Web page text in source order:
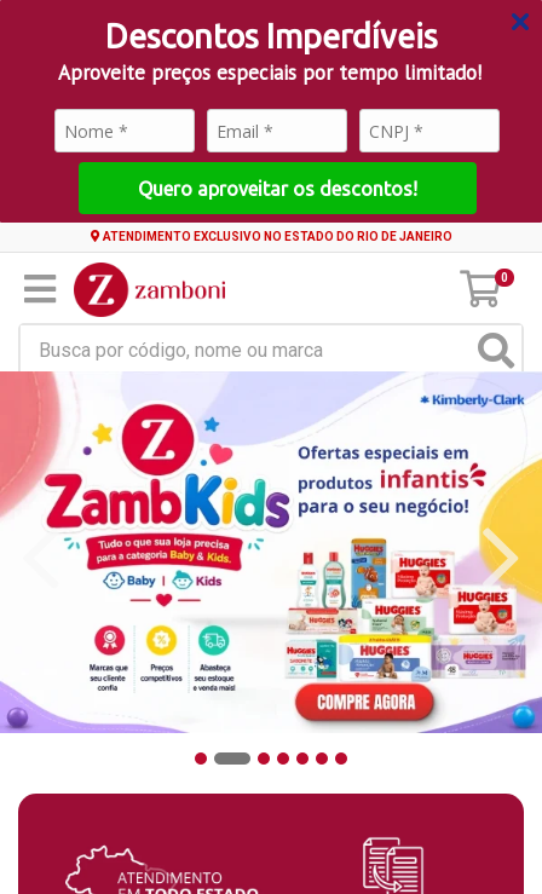
Descontos Imperdíveis
Aproveite preços especiais por tempo limitado!
Quero aproveitar os descontos!
ATENDIMENTO EXCLUSIVO NO ESTADO DO RIO DE JANEIRO
0